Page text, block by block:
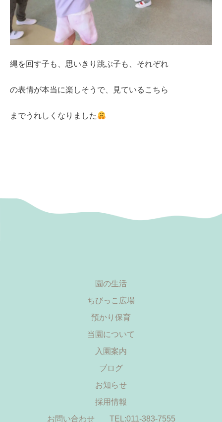
縄を回す子も、思いきり跳ぶ子も、それぞれ
の表情が本当に楽しそうで、見ているこちら
までうれしくなりました
園の生活
ちびっこ広場
預かり保育
当園について
入園案内
ブログ
お知らせ
採用情報
お問い合わせ
TEL:011-383-7555